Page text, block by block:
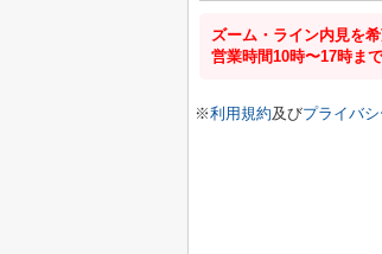
ズーム・ライン内見を
営業時間10時〜17時ま
※利用規約及びプライバ